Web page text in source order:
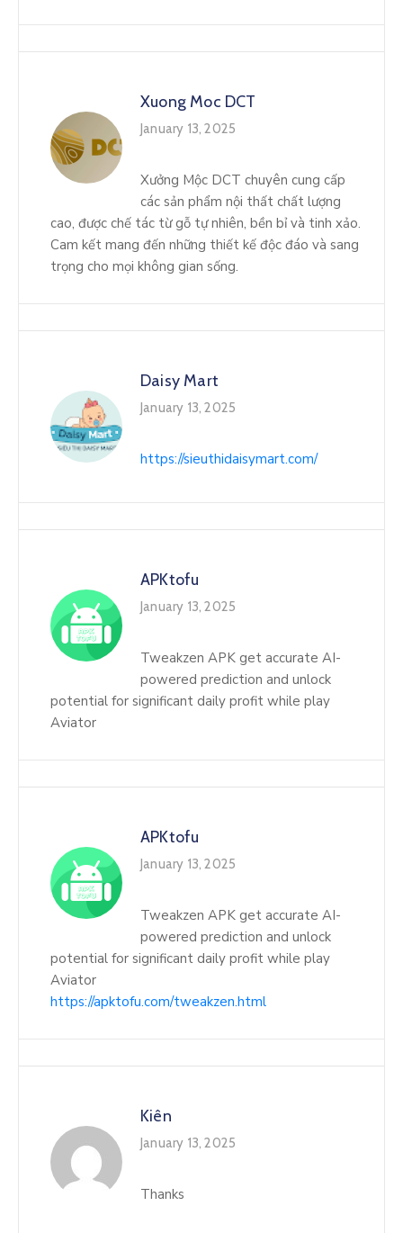
Xuong Moc DCT
January 13, 2025
Xưởng Mộc DCT chuyên cung cấp
các sản phẩm nội thất chất lượng
cao, được chế tác từ gỗ tự nhiên, bền bỉ và tinh xảo.
Cam kết mang đến những thiết kế độc đáo và sang
trọng cho mọi không gian sống.
Daisy Mart
January 13, 2025
https://sieuthidaisymart.com/
APKtofu
January 13, 2025
Tweakzen APK get accurate AI-
powered prediction and unlock
potential for significant daily profit while play
Aviator
APKtofu
January 13, 2025
Tweakzen APK get accurate AI-
powered prediction and unlock
potential for significant daily profit while play
Aviator
https://apktofu.com/tweakzen.html
Kiên
January 13, 2025
Thanks